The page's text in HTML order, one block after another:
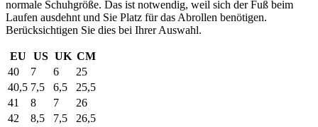
normale Schuhgröße. Das ist notwendig, weil sich der Fuß beim
Laufen ausdehnt und Sie Platz für das Abrollen benötigen.
Berücksichtigen Sie dies bei Ihrer Auswahl.
EU US UK CM
40
7 6
25
40,5 7,5 6,5
25,5
41
8 7
26
42
8,5 7,5 26,5